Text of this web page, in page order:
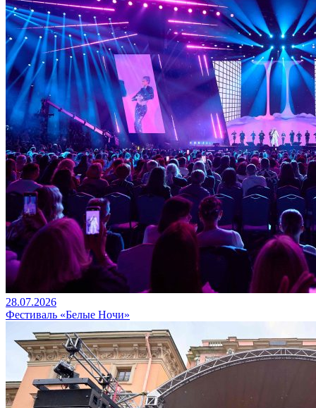
28.07.2026
Фестиваль «Белые Ночи»